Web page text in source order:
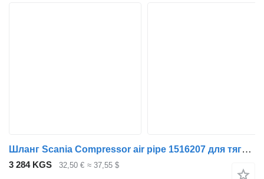
Шланг Scania Compressor air pipe 1516207 для тягача Scania P380
3 284 KGS 32,50 € ≈ 37,55 $